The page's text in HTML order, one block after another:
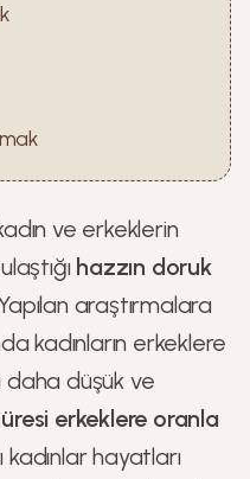
ve erkeklerin
hazzın doruk
araştırmalara
kadınların erkeklere
düşük ve
erkeklere oranla
hayatları